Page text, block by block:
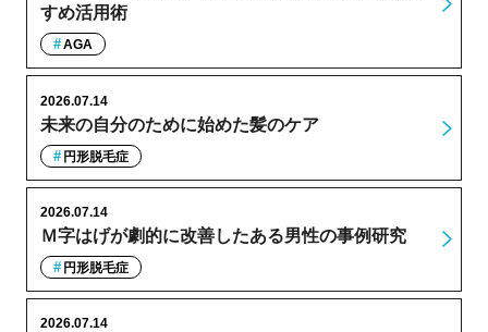
すめ活用術
AGA
未来の自分のために始めた髪のケア
2026.07.14
円形脱毛症
Ｍ字はげが劇的に改善したある男性の事例研究
2026.07.14
円形脱毛症
2026.07.14